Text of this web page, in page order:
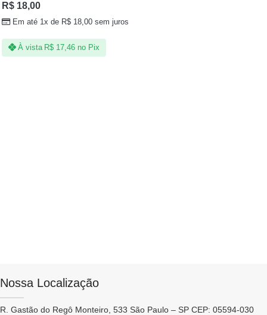
R$18,00
Em até 1x de R$ 18,00 sem juros
À vista R$ 17,46 no Pix
Nossa Localização
R. Gastão do Regô Monteiro, 533 São Paulo – SP CEP: 05594-030